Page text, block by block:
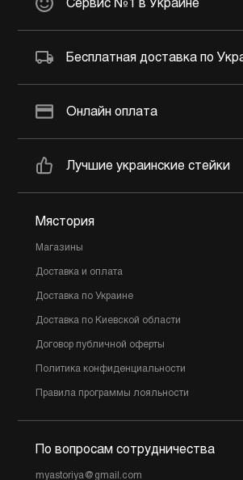
Сервис №1 в Украине
Бесплатная доставка по
Онлайн оплата
Лучшие украинские стейки
Мястория
Магазины
Доставка и оплата
Доставка по Украине
Доставка по Киевской области
Договор публичной оферты
Политика конфиденциальности
Правила программы лояльности
По вопросам сотрудничества
myastoriya@gmail.com